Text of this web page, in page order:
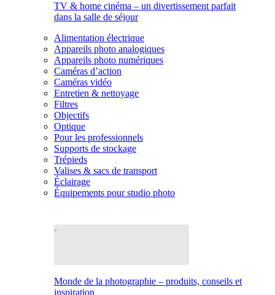
TV & home cinéma – un divertissement parfait
dans la salle de séjour
Alimentation électrique
Appareils photo analogiques
Appareils photo numériques
Caméras d’action
Caméras vidéo
Entretien & nettoyage
Filtres
Objectifs
Optique
Pour les professionnels
Supports de stockage
Trépieds
Valises & sacs de transport
Éclairage
Équipements pour studio photo
Monde de la photographie – produits, conseils et
inspiration